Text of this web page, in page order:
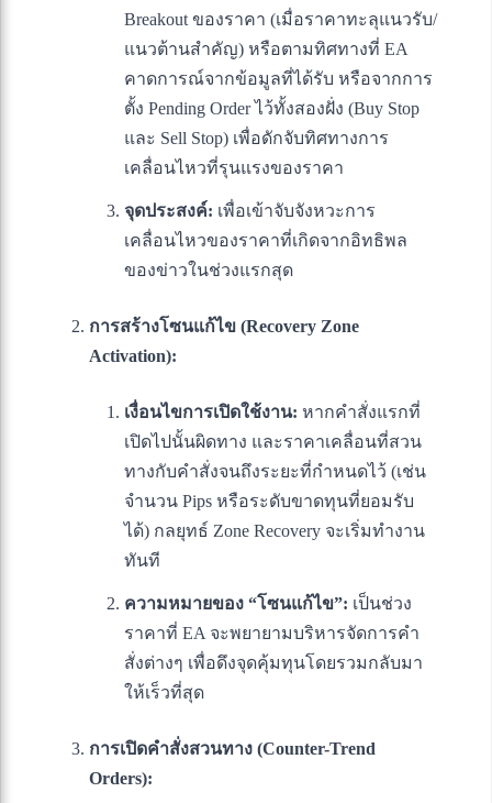
Breakout ของราคา (เมื่อราคาทะลุแนวรับ/
แนวต้านสำคัญ) หรือตามทิศทางที่ EA
คาดการณ์จากข้อมูลที่ได้รับ หรือจากการ
ตั้ง Pending Order ไว้ทั้งสองฝั่ง (Buy Stop
และ Sell Stop) เพื่อดักจับทิศทางการ
เคลื่อนไหวที่รุนแรงของราคา
จุดประสงค์: เพื่อเข้าจับจังหวะการ
เคลื่อนไหวของราคาที่เกิดจากอิทธิพล
ของข่าวในช่วงแรกสุด
การสร้างโซนแก้ไข (Recovery Zone
Activation):
เงื่อนไขการเปิดใช้งาน: หากคำสั่งแรกที่
เปิดไปนั้นผิดทาง และราคาเคลื่อนที่สวน
ทางกับคำสั่งจนถึงระยะที่กำหนดไว้ (เช่น
จำนวน Pips หรือระดับขาดทุนที่ยอมรับ
ได้) กลยุทธ์ Zone Recovery จะเริ่มทำงาน
ทันที
ความหมายของ “โซนแก้ไข”: เป็นช่วง
ราคาที่ EA จะพยายามบริหารจัดการคำ
สั่งต่างๆ เพื่อดึงจุดคุ้มทุนโดยรวมกลับมา
ให้เร็วที่สุด
การเปิดคำสั่งสวนทาง (Counter-Trend
Orders):